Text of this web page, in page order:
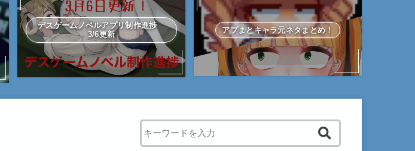
デスゲームノベルアプリ制作進捗
3/6更新
アプまとキャラ元ネタまとめ！
When autocomplete results are available use up and down